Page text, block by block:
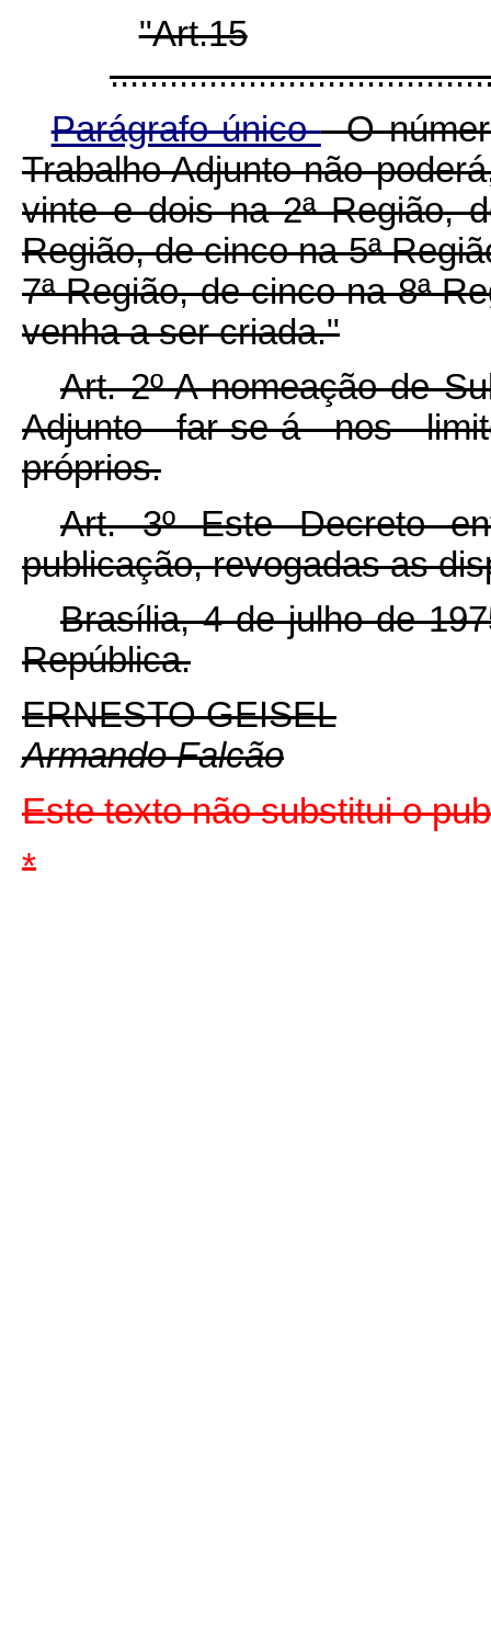
"Art.15
Parágrafo único- O
Trabalho Adjunto não
vinte e dois na 2ª Região,
Região, de cinco na 5ª
7ª Região, de cinco na 8ª
venha a ser criada."
Art. 2º A nomeação de
Adjunto far-se-á nos
próprios.
Art. 3º Este Decreto
publicação, revogadas as
Brasília, 4 de julho de
República.
ERNESTO GEISEL
Armando Falcão
Este texto não substitui o
*